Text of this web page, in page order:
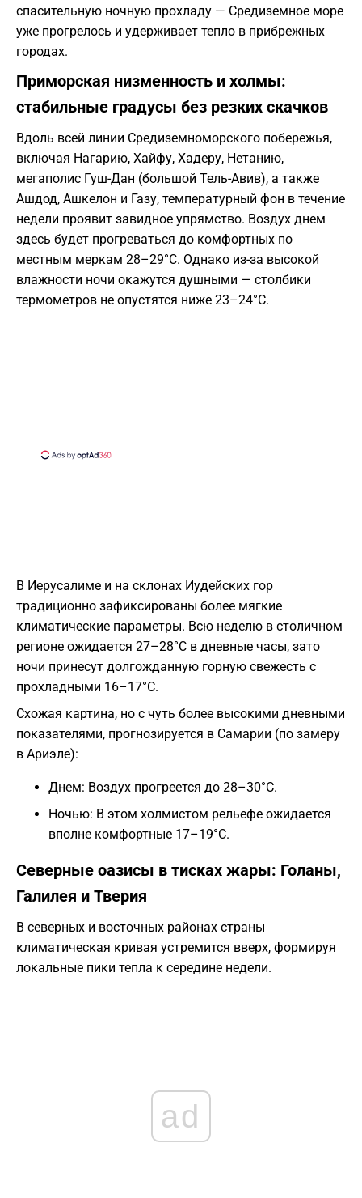
спасительную ночную прохладу — Средиземное море
уже прогрелось и удерживает тепло в прибрежных
городах.
Приморская низменность и холмы:
стабильные градусы без резких скачков
Вдоль всей линии Средиземноморского побережья,
включая Нагарию, Хайфу, Хадеру, Нетанию,
мегаполис Гуш-Дан (большой Тель-Авив), а также
Ашдод, Ашкелон и Газу, температурный фон в течение
недели проявит завидное упрямство. Воздух днем
здесь будет прогреваться до комфортных по
местным меркам 28–29°C. Однако из-за высокой
влажности ночи окажутся душными — столбики
термометров не опустятся ниже 23–24°C.
В Иерусалиме и на склонах Иудейских гор
традиционно зафиксированы более мягкие
климатические параметры. Всю неделю в столичном
регионе ожидается 27–28°C в дневные часы, зато
ночи принесут долгожданную горную свежесть с
прохладными 16–17°C.
Схожая картина, но с чуть более высокими дневными
показателями, прогнозируется в Самарии (по замеру
в Ариэле):
Днем: Воздух прогреется до 28–30°C.
Ночью: В этом холмистом рельефе ожидается
вполне комфортные 17–19°C.
Северные оазисы в тисках жары: Голаны,
Галилея и Тверия
В северных и восточных районах страны
климатическая кривая устремится вверх, формируя
локальные пики тепла к середине недели.
ad